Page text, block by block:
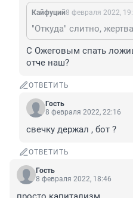
Кайфуций8 февраля 2022,
"Откуда" слитно,
С Ожеговым спать
отче наш?
ОТВЕТИТЬ
Гость
8 февраля 2022, 22:16
свечку держал , бот ?
ОТВЕТИТЬ
Гость
8 февраля 2022, 18:46